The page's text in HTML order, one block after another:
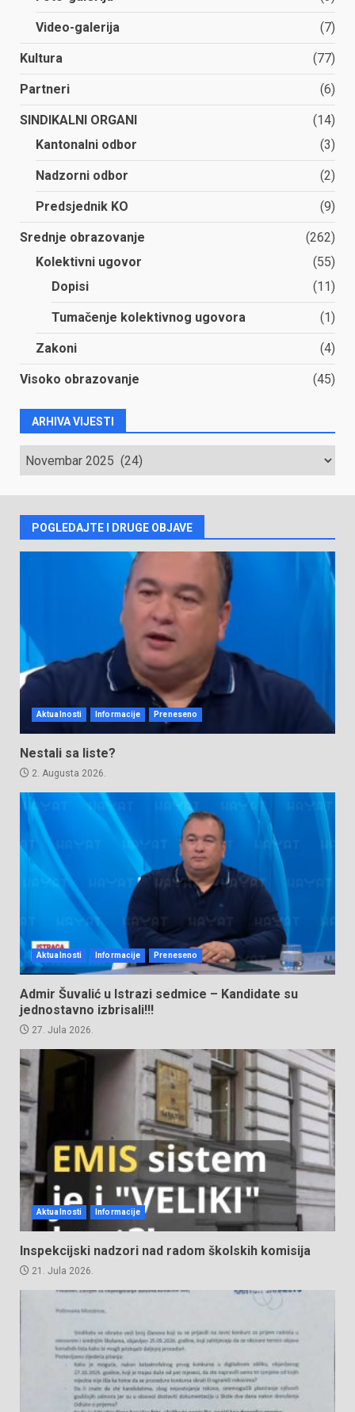
Video-galerija (7)
Kultura (77)
Partneri (6)
SINDIKALNI ORGANI
(14)
Kantonalni odbor
(3)
Nadzorni odbor (2)
Predsjednik KO (9)
Srednje obrazovanje
(262)
Kolektivni ugovor
(55)
Dopisi
(11)
Tumačenje kolektivnog ugovora (1)
Zakoni (4)
Visoko obrazovanje (45)
ARHIVA VIJESTI
ARHIVA
VIJESTI
POGLEDAJTE I DRUGE OBJAVE
Aktualnosti Informacije Preneseno
Nestali sa liste?
2. Augusta 2026.
Aktualnosti Informacije Preneseno
Admir Šuvalić u Istrazi sedmice – Kandidate su
jednostavno izbrisali!!!
27. Jula 2026.
Aktualnosti Informacije
Inspekcijski nadzori nad radom školskih komisija
21. Jula 2026.